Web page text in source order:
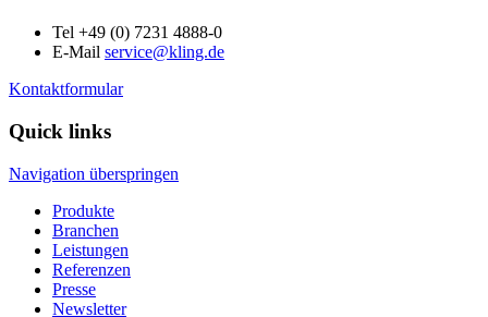
Tel +49 (0) 7231 4888-0
E-Mail service@kling.de
Kontaktformular
Quick links
Navigation überspringen
Produkte
Branchen
Leistungen
Referenzen
Presse
Newsletter